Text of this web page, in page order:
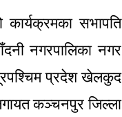
सभापति
नगरपालिका नगर
प्रदेश खेलकुद
कञ्चनपुर जिल्ला